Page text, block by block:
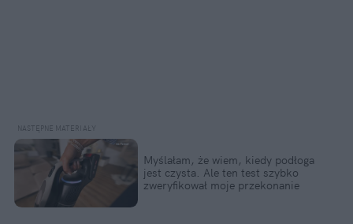
Myślałam, że wiem, kiedy podłoga
jest czysta. Ale ten test szybko
zweryfikował moje przekonanie